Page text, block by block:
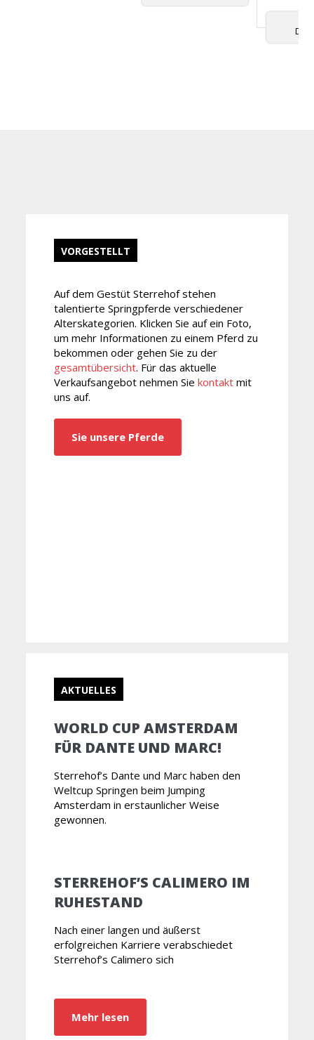
VORGESTELLT
Auf dem Gestüt Sterrehof stehen
talentierte Springpferde verschiedener
Alterskategorien. Klicken Sie auf ein Foto,
um mehr Informationen zu einem Pferd zu
bekommen oder gehen Sie zu der
gesamtübersicht. Für das aktuelle
Verkaufsangebot nehmen Siekontakt mit
uns auf.
Sie unsere Pferde
AKTUELLES
WORLD CUP AMSTERDAM
FÜR DANTE UND MARC!
Sterrehof’s Dante und Marc haben den
Weltcup Springen beim Jumping
Amsterdam in erstaunlicher Weise
gewonnen.
STERREHOF’S CALIMERO IM
RUHESTAND
Nach einer langen und äußerst
erfolgreichen Karriere verabschiedet
Sterrehof’s Calimero sich
Mehr lesen